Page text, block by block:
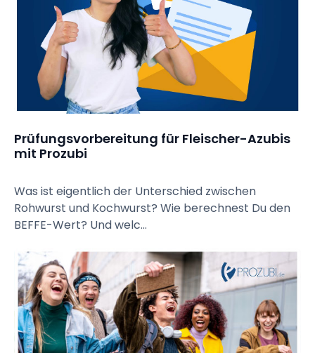
Prüfungsvorbereitung für Fleischer-Azubis
mit Prozubi
Was ist eigentlich der Unterschied zwischen
Rohwurst und Kochwurst? Wie berechnest Du den
BEFFE-Wert? Und welc...